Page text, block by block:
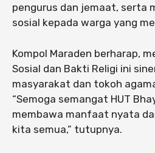
pengurus dan jemaat, serta
sosial kepada warga yang
Kompol Maraden berharap,
Sosial dan Bakti Religi ini
masyarakat dan tokoh
“Semoga semangat HUT
membawa manfaat nyata
kita semua,” tutupnya.